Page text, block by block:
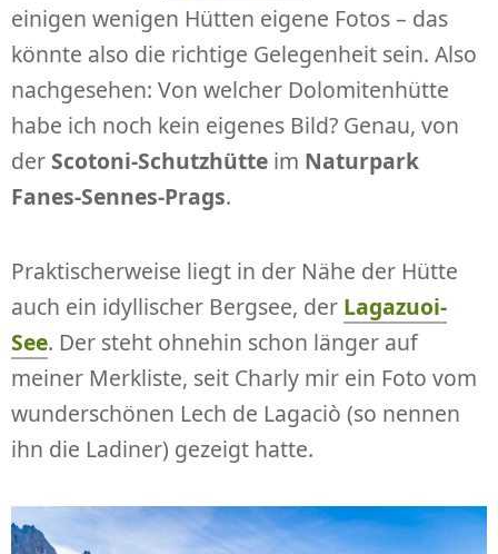
einigen wenigen Hütten eigene Fotos – das
könnte also die richtige Gelegenheit sein. Also
nachgesehen: Von welcher Dolomitenhütte
habe ich noch kein eigenes Bild? Genau, von
der Scotoni-Schutzhütte im Naturpark
Fanes-Sennes-Prags.
Praktischerweise liegt in der Nähe der Hütte
auch ein idyllischer Bergsee, der Lagazuoi-
See. Der steht ohnehin schon länger auf
meiner Merkliste, seit Charly mir ein Foto vom
wunderschönen Lech de Lagaciò (so nennen
ihn die Ladiner) gezeigt hatte.